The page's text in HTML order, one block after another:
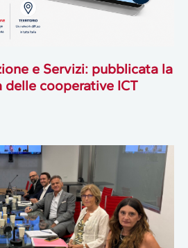
e Servizi: pubblicata la
cooperative ICT